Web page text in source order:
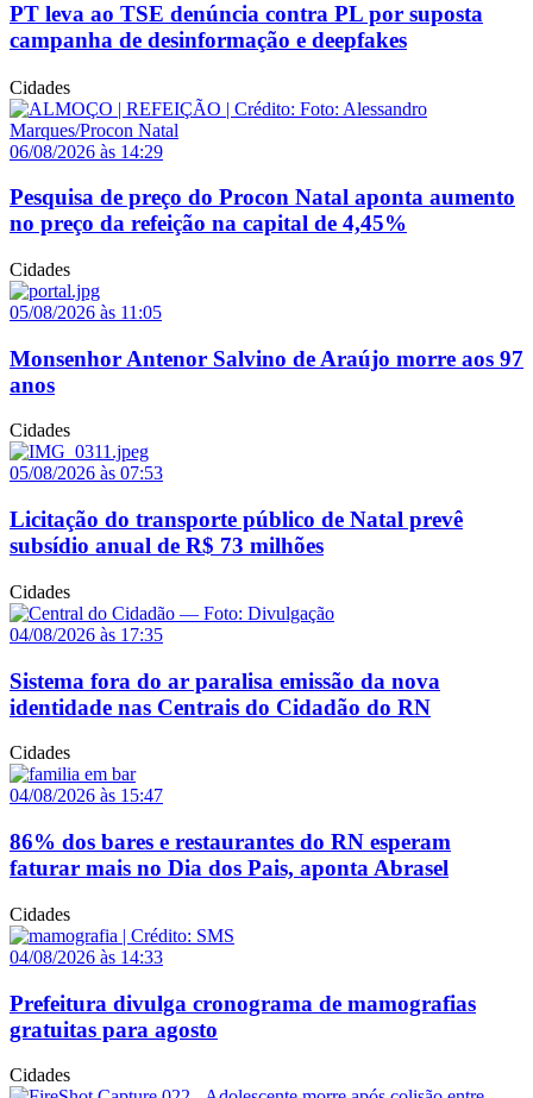
PT leva ao TSE denúncia contra PL por suposta
campanha de desinformação e deepfakes
Cidades
06/08/2026 às 14:29
Pesquisa de preço do Procon Natal aponta aumento
no preço da refeição na capital de 4,45%
Cidades
05/08/2026 às 11:05
Monsenhor Antenor Salvino de Araújo morre aos 97
anos
Cidades
05/08/2026 às 07:53
Licitação do transporte público de Natal prevê
subsídio anual de R$ 73 milhões
Cidades
04/08/2026 às 17:35
Sistema fora do ar paralisa emissão da nova
identidade nas Centrais do Cidadão do RN
Cidades
04/08/2026 às 15:47
86% dos bares e restaurantes do RN esperam
faturar mais no Dia dos Pais, aponta Abrasel
Cidades
04/08/2026 às 14:33
Prefeitura divulga cronograma de mamografias
gratuitas para agosto
Cidades